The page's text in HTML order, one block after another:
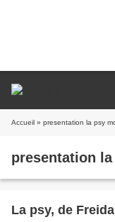
Accueil » presentation la psy
presentation
La psy, de